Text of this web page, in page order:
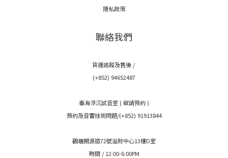
隱私政策
聯絡我們
貨運追蹤及售後 /
(+852) 94652487
毒海浮沉試音室 ( 敬請預約 )
預約及音響技術問題/(+852) 91913844
觀塘開源道72號溢財中心13樓D室
時間 / 12:00-6:00PM